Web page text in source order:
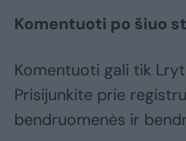
Komentuoti po šiuo
Komentuoti gali tik
Prisijunkite prie
bendruomenės ir